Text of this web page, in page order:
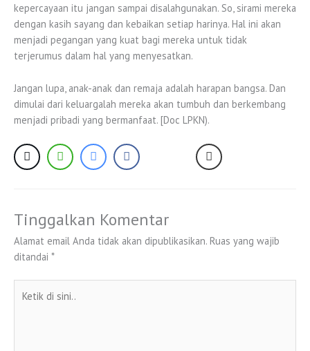
kepercayaan itu jangan sampai disalahgunakan. So, sirami mereka
dengan kasih sayang dan kebaikan setiap harinya. Hal ini akan
menjadi pegangan yang kuat bagi mereka untuk tidak
terjerumus dalam hal yang menyesatkan.
Jangan lupa, anak-anak dan remaja adalah harapan bangsa. Dan
dimulai dari keluargalah mereka akan tumbuh dan berkembang
menjadi pribadi yang bermanfaat. [Doc LPKN).
Tinggalkan Komentar
Alamat email Anda tidak akan dipublikasikan. Ruas yang wajib
ditandai *